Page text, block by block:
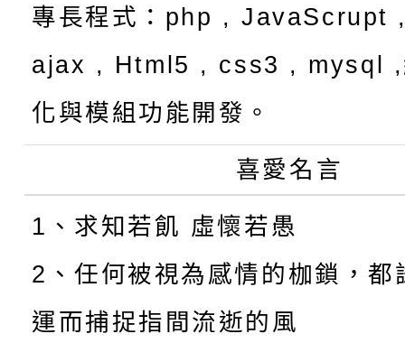
專長程式：php , JavaScrupt
ajax , Html5 , css3 , mysql ,
化與模組功能開發。
喜愛名言
1、求知若飢 虛懷若愚
2、任何被視為感情的枷鎖，都
運而捕捉指間流逝的風